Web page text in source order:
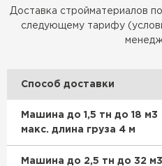
необходимо убедиться в
фундамента здания перед ее
Доставка стройматериалов
следующему тарифу
Способ доставки
Машина до 1,5 тн до 18 м3
макс. длина груза 4 м
Машина до 2,5 тн до 32 м3